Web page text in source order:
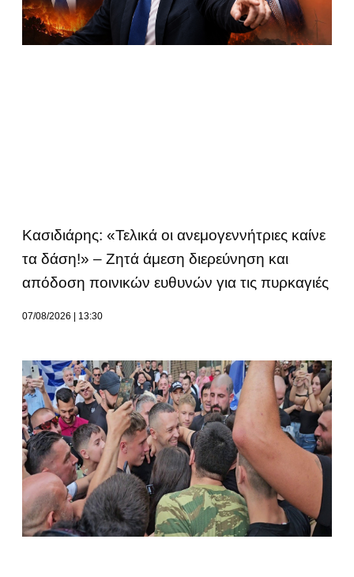
Κασιδιάρης: «Τελικά οι ανεμογεννήτριες καίνε
τα δάση!» – Ζητά άμεση διερεύνηση και
απόδοση ποινικών ευθυνών για τις πυρκαγιές
07/08/2026 13:30